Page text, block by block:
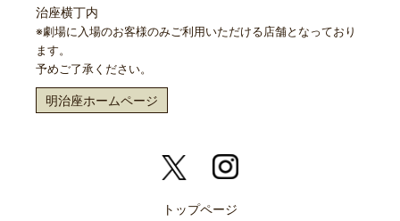
治座横丁内
※劇場に入場のお客様のみご利用いただける店舗となっており
ます。
予めご了承ください。
明治座ホームページ
トップページ